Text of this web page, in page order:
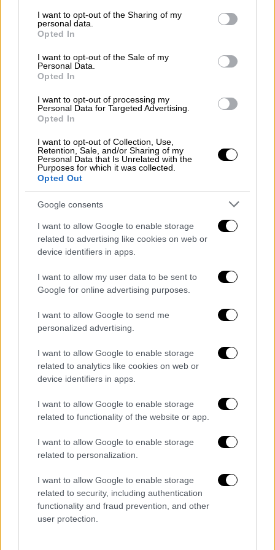
not limited to your visit or usage behaviour. You may click to
grant or deny consent to Google and its third-party tags to
use your data for below specified purposes in below Google
consent section.
I want to opt-out of the Sharing of my
personal data.
Opted In
I want to opt-out of the Sale of my
Personal Data.
Opted In
I want to opt-out of processing my
Personal Data for Targeted Advertising.
Opted In
I want to opt-out of Collection, Use,
Retention, Sale, and/or Sharing of my
Personal Data that Is Unrelated with the
Purposes for which it was collected.
Opted Out
Google consents
I want to allow Google to enable storage
related to advertising like cookies on web or
device identifiers in apps.
I want to allow my user data to be sent to
Google for online advertising purposes.
I want to allow Google to send me
personalized advertising.
I want to allow Google to enable storage
related to analytics like cookies on web or
device identifiers in apps.
I want to allow Google to enable storage
related to functionality of the website or app.
I want to allow Google to enable storage
related to personalization.
I want to allow Google to enable storage
related to security, including authentication
functionality and fraud prevention, and other
user protection.
το επόμενο διάστημα. Ως χώρα, της οποίας
τα περίχωρα είναι γεμάτα με πλούσιους
αποφασισμένοι να μην αφήσουμε
ανεκμετάλλευτο ούτε λιθαράκι», τόνισε
χαρακτηριστικά ο Τούρκος πρόεδρος.
video
Ποιος είναι ο Αμπντουλχαμίτ Χαν ή
άλλως ο «αιμοσταγής σουλτάνος»
Ήταν γιος του Σουλτάνου Αμπντούλ Μετζίτ
Α΄ και της Τιριμουτζγκάν Σουλτάν, γεννήθηκε
στη Κωνσταντινούπολη στις 22 Σεπτεμβρίου
του 1842. Η μητέρα του πέθανε είκοσι τρία
χρόνια πριν από την ανάρρησή του στον
θρόνο. Ο ίδιος έδωσε τον τίτλο της Βαλιντέ
Σουλτάν στην πνευματική του μητέρα, Ραχιμέ
Διαδέχθηκε στο θρόνο τον αδελφό του
Μουράτ Ε΄ στις 31 Αυγούστου 1876. Ο
Αμπντούλ Χαμίτ ήταν ένας σουλτάνος με
φιλελεύθερες απόψεις καθώς έκανε πολλές
μεταρρυθμίσεις. Στις 29 Δεκεμβρίου του